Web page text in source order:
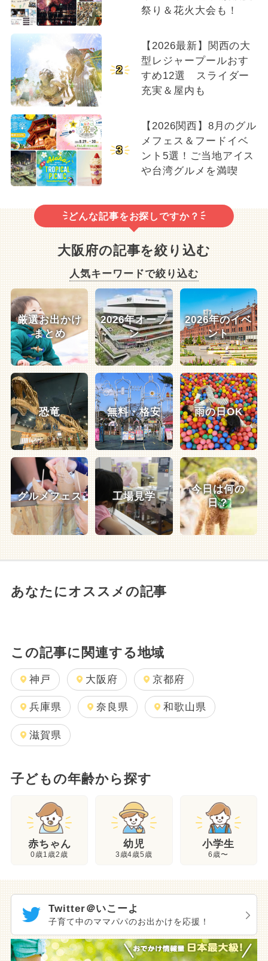
祭り＆花火大会も！
2
【2026最新】関西の大
型レジャープールおす
すめ12選 スライダー
充実＆屋内も
3
【2026関西】8月のグル
メフェス＆フードイベ
ント5選！ご当地アイス
や台湾グルメを満喫
どんな記事をお探しですか？
大阪府の記事を絞り込む
人気キーワードで絞り込む
厳選お出かけ
まとめ
2026年オープ
ン
2026年のイベ
ント
恐竜 無料・格安 雨の日OK
グルメフェス 工場見学
今日は何の
日？
あなたにオススメの記事
この記事に関連する地域
神戸 大阪府 京都府
兵庫県 奈良県 和歌山県
滋賀県
子どもの年齢から探す
赤ちゃん
0歳1歳2歳
幼児
3歳4歳5歳
小学生
6歳〜
Twitter＠いこーよ
子育て中のママパパのお出かけを応援！